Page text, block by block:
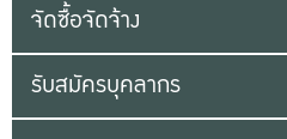
จัดซื้อจัดจ้าง
รับสมัครบุคลากร